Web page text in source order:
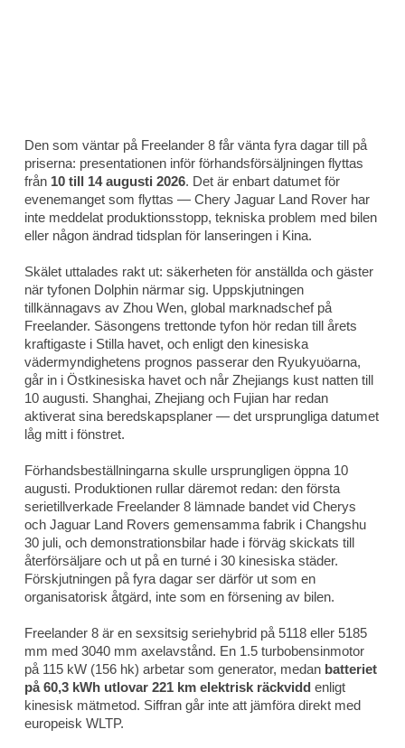
Den som väntar på Freelander 8 får vänta fyra dagar till på
priserna: presentationen inför förhandsförsäljningen flyttas
från 10 till 14 augusti 2026. Det är enbart datumet för
evenemanget som flyttas — Chery Jaguar Land Rover har
inte meddelat produktionsstopp, tekniska problem med bilen
eller någon ändrad tidsplan för lanseringen i Kina.
Skälet uttalades rakt ut: säkerheten för anställda och gäster
när tyfonen Dolphin närmar sig. Uppskjutningen
tillkännagavs av Zhou Wen, global marknadschef på
Freelander. Säsongens trettonde tyfon hör redan till årets
kraftigaste i Stilla havet, och enligt den kinesiska
vädermyndighetens prognos passerar den Ryukyuöarna,
går in i Östkinesiska havet och når Zhejiangs kust natten till
10 augusti. Shanghai, Zhejiang och Fujian har redan
aktiverat sina beredskapsplaner — det ursprungliga datumet
låg mitt i fönstret.
Förhandsbeställningarna skulle ursprungligen öppna 10
augusti. Produktionen rullar däremot redan: den första
serietillverkade Freelander 8 lämnade bandet vid Cherys
och Jaguar Land Rovers gemensamma fabrik i Changshu
30 juli, och demonstrationsbilar hade i förväg skickats till
återförsäljare och ut på en turné i 30 kinesiska städer.
Förskjutningen på fyra dagar ser därför ut som en
organisatorisk åtgärd, inte som en försening av bilen.
Freelander 8 är en sexsitsig seriehybrid på 5118 eller 5185
mm med 3040 mm axelavstånd. En 1.5 turbobensinmotor
på 115 kW (156 hk) arbetar som generator, medan batteriet
på 60,3 kWh utlovar 221 km elektrisk räckvidd enligt
kinesisk mätmetod. Siffran går inte att jämföra direkt med
europeisk WLTP.